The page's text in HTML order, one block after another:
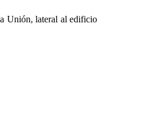
Unión, lateral al edificio